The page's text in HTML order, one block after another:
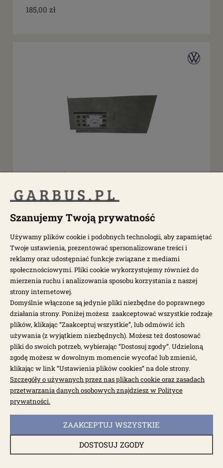
185,00 zł
dostępne: 1 szt.
0891-140
124,80 zł 160,00 zł
dostępny do 10 dni roboczych
Panel pasa bezpieczeństwa prawy T2 67-79
Szanujemy Twoją prywatność
Używamy plików cookie i podobnych technologii, aby zapamiętać
Twoje ustawienia, prezentować spersonalizowane treści i
reklamy oraz udostępniać funkcje związane z mediami
społecznościowymi. Pliki cookie wykorzystujemy również do
mierzenia ruchu i analizowania sposobu korzystania z naszej
strony internetowej.
Domyślnie włączone są jedynie pliki niezbędne do poprawnego
działania strony. Poniżej możesz zaakceptować wszystkie rodzaje
plików, klikając “Zaakceptuj wszystkie”, lub odmówić ich
używania (z wyjątkiem niezbędnych). Możesz też dostosować
pliki do swoich potrzeb, wybierając “Dostosuj zgody”. Udzieloną
zgodę możesz w dowolnym momencie wycofać lub zmienić,
klikając w link “Ustawienia plików cookies” na dole strony.
Szczegóły o używanych przez nas plikach cookie oraz zasadach
przetwarzania danych osobowych znajdziesz w Polityce
prywatności.
DOSTOSUJ ZGODY
ZAAKCEPTUJ WSZYSTKIE